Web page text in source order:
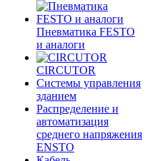
Пневматика FESTO
и аналоги
CIRCUTOR
Системы управления
зданием
Распределение и
автоматизация
среднего напряжения
ENSTO